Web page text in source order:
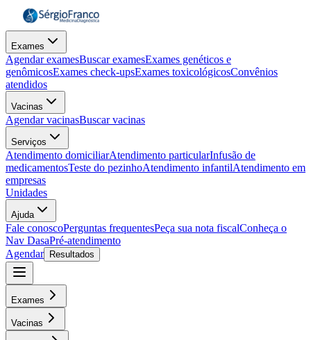
Exames
Agendar examesBuscar examesExames genéticos e
genômicosExames check-upsExames toxicológicosConvênios
atendidos
Vacinas
Agendar vacinasBuscar vacinas
Serviços
Atendimento domiciliarAtendimento particularInfusão de
medicamentosTeste do pezinhoAtendimento infantilAtendimento em
empresas
Unidades
Ajuda
Fale conoscoPerguntas frequentesPeça sua nota fiscalConheça o
Nav DasaPré-atendimento
Agendar
Resultados
Exames
Vacinas